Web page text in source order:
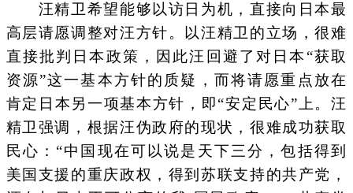
汪精卫希望能够以访日为机，直接向日本最
高层请愿调整对汪方针。以汪精卫的立场，很难
直接批判日本政策，因此汪回避了对日本“获取
资源”这一基本方针的质疑，而将请愿重点放在
肯定日本另一项基本方针，即“安定民心”上。汪
精卫强调，根据汪伪政府的现状，很难成功获取
民心：“中国现在可以说是天下三分，包括得到
美国支援的重庆政权，得到苏联支持的共产党，